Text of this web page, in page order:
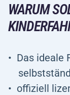
WARUM
Das ideale
offiziell